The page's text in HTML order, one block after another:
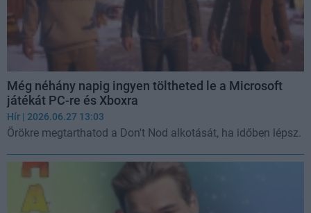
Még néhány napig ingyen töltheted le a Microsoft
játékát PC-re és Xboxra
Hír | 2026.06.27 13:03
Örökre megtarthatod a Don't Nod alkotását, ha időben lépsz.